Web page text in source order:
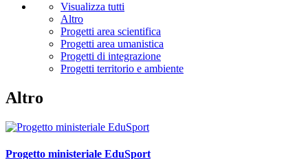
Visualizza tutti
Altro
Progetti area scientifica
Progetti area umanistica
Progetti di integrazione
Progetti territorio e ambiente
Altro
Progetto ministeriale EduSport